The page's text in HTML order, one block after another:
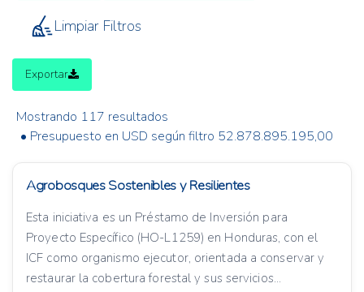
Limpiar Filtros
Exportar
Mostrando 117 resultados
• Presupuesto en USD según filtro 52.878.895.195,00
Agrobosques Sostenibles y Resilientes
Esta iniciativa es un Préstamo de Inversión para
Proyecto Específico (HO-L1259) en Honduras, con el
ICF como organismo ejecutor, orientada a conservar y
restaurar la cobertura forestal y sus servicios...